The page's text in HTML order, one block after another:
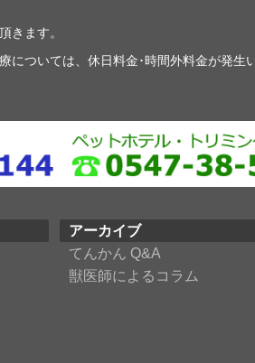
きます。
については、休日料金･時間外料金が発生
アーカイブ
てんかん Q&A
獣医師によるコラム